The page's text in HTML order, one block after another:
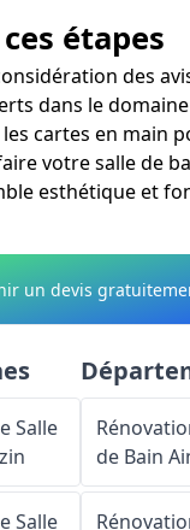
étapes
des
dans le
cartes en main
votre salle de
esthétique et
un devis
Salle
Salle
de Bain